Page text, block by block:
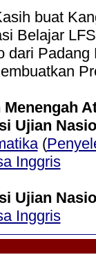
buat
Belajar
dari Padang
Ujian
(
Inggris
Ujian
Inggris